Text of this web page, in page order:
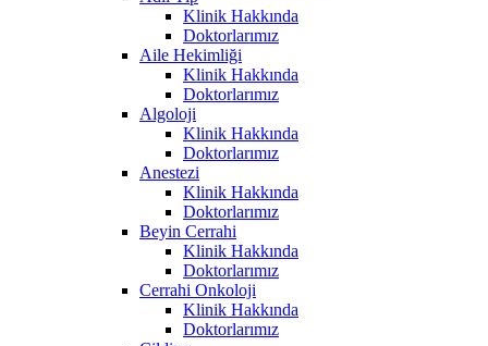
Klinik Hakkında
Doktorlarımız
Aile Hekimliği
Klinik Hakkında
Doktorlarımız
Algoloji
Klinik Hakkında
Doktorlarımız
Anestezi
Klinik Hakkında
Doktorlarımız
Beyin Cerrahi
Klinik Hakkında
Doktorlarımız
Cerrahi Onkoloji
Klinik Hakkında
Doktorlarımız